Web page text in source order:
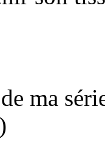
ma
)